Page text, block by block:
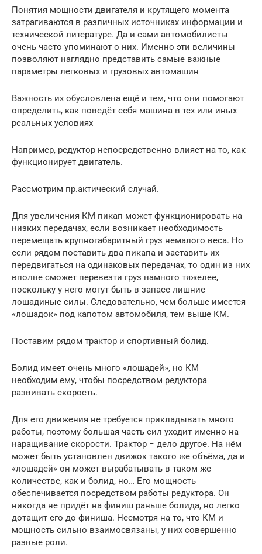
Понятия мощности двигателя и крутящего момента
затрагиваются в различных источниках информации и
технической литературе. Да и сами автомобилисты
очень часто упоминают о них. Именно эти величины
позволяют наглядно представить самые важные
параметры легковых и грузовых автомашин
Важность их обусловлена ещё и тем, что они помогают
определить, как поведёт себя машина в тех или иных
реальных условиях
Например, редуктор непосредственно влияет на то, как
функционирует двигатель.
Рассмотрим пр.актический случай.
Для увеличения КМ пикап может функционировать на
низких передачах, если возникает необходимость
перемещать крупногабаритный груз немалого веса. Но
если рядом поставить два пикапа и заставить их
передвигаться на одинаковых передачах, то один из них
вполне сможет перевезти груз намного тяжелее,
поскольку у него могут быть в запасе лишние
лошадиные силы. Следовательно, чем больше имеется
«лошадок» под капотом автомобиля, тем выше КМ.
Поставим рядом трактор и спортивный болид.
Болид имеет очень много «лошадей», но КМ
необходим ему, чтобы посредством редуктора
развивать скорость.
Для его движения не требуется прикладывать много
работы, поэтому большая часть сил уходит именно на
наращивание скорости. Трактор − дело другое. На нём
может быть установлен движок такого же объёма, да и
«лошадей» он может вырабатывать в таком же
количестве, как и болид, но… Его мощность
обеспечивается посредством работы редуктора. Он
никогда не придёт на финиш раньше болида, но легко
дотащит его до финиша. Несмотря на то, что КМ и
мощность сильно взаимосвязаны, у них совершенно
разные роли.